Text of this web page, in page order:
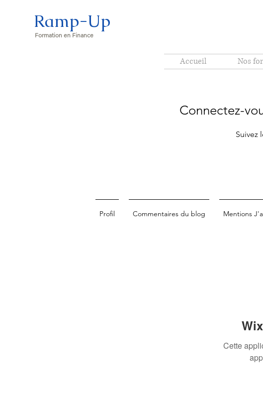
Ramp-Up
Formation en Finance
Accueil Nos
Cette
Connectez-
Suivez
Profil Commentaires du blog Mentions